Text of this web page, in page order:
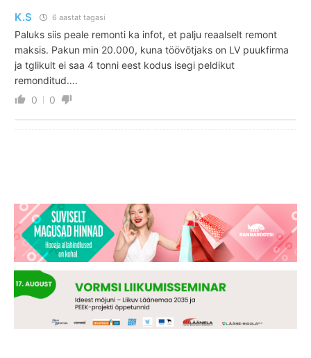
K.S 6 aastat tagasi
Paluks siis peale remonti ka infot, et palju reaalselt remont
maksis. Pakun min 20.000, kuna töövõtjaks on LV puukfirma
ja tglikult ei saa 4 tonni eest kodus isegi peldikut
remonditud….
0
0